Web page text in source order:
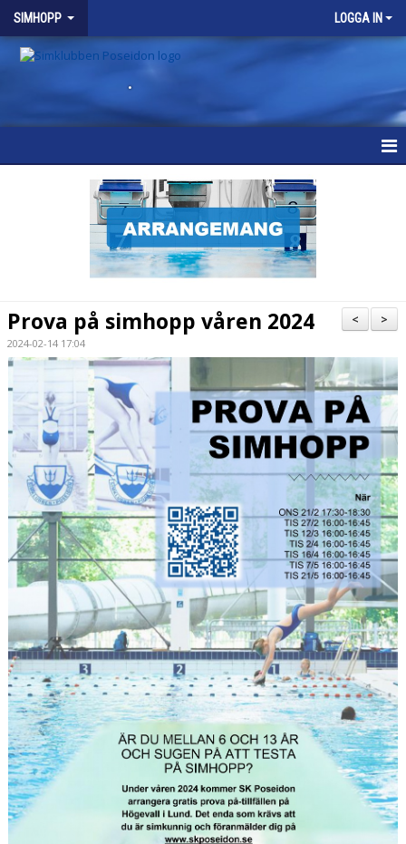
SIMHOPP LOGGA IN
.
VÅRA GRUPPER
KALENDER
EVENT
RESULTAT
TÄVLINGSREGLER
SIMHOPPSMÄRKEN
DIVING LUND
KONTAKT
>
<
Prova på simhopp våren 2024
2024-02-14 17:04